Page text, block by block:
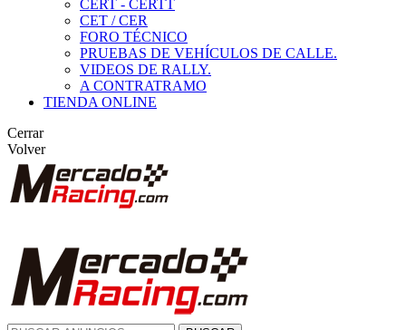
CERT - CERTT
CET / CER
FORO TÉCNICO
PRUEBAS DE VEHÍCULOS DE CALLE.
VIDEOS DE RALLY.
A CONTRATRAMO
TIENDA ONLINE
Cerrar
Volver
BUSCAR